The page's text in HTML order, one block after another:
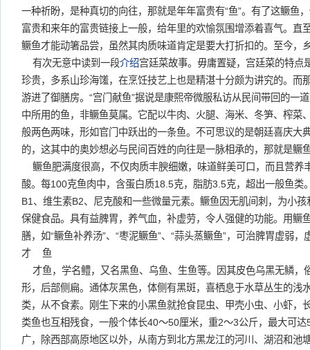
一种祈盼，是种真切的向往，那就是年年富贵有“鱼”。有了这鳜鱼
富贵和来年的富贵链接上一般，给年里的欢愉氛围增添着喜气。直
鳜鱼才能动箸品尝，虽然其肉质味道肯定是要大打折扣的。至今，
有次无意中读到一段介绍宫廷菜故事。毋庸置疑，宫廷菜的特点
珍贵，多系山珍海馐，在烹饪技艺上也是精湛十分颇为讲究的。而
游进了御膳房。“宫门献鱼”据说是康熙帝微服私访从民间带回的一
中所用的鱼，非鳜鱼莫属。它配以牛肉、火腿、海米、冬笋、榨菜
般两色两味，形如官门中跃出的一条鱼。不可思议的是朝廷喜庆大
的，这其中的奥妙想必与民间百姓的向往是一脉相承的，那就是鳜
鳜鱼肥满度很高，不仅肉质丰腴细嫩，味道鲜美可口，而且营养
酸。每100克鱼肉中，含蛋白质18.5克，脂肪3.5克，超出一般鱼类
B1、维生素B2、尼克酸和一些微量元素。鳜鱼因无肌间刺，为小
保健食品。具有益脾胃，养气血，补虚劳，令人强健的功能。用鳜
膳，如“鳜鱼补养汤”、“枣泥鳜鱼”、“蒜头蒸鳜鱼”，可治脾胃虚弱
才 鱼
才鱼，学名鳢，又名黑鱼、乌鱼、生鱼等。因其皮色乌黑无鳞，
形，后部侧扁。通体灰黑色，体侧有黑斑，喜栖息于水草丛生的浅
类，从不食素。刚生下来的小黑鱼就抢食昆虫、甲壳小虫、小虾，
类鱼也互相残食，一般个体长40～50厘米，重2～3公斤，最大可
广，除西部高原地区以外，从南方到北方黑龙江的河川、湖沼和池